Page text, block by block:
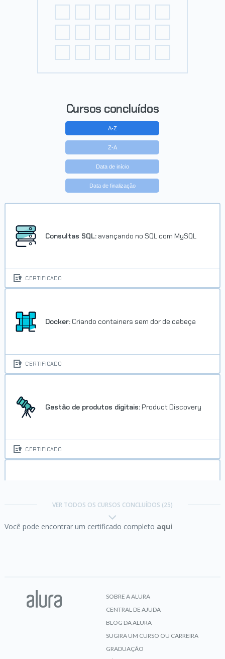
Cursos concluídos
A-Z
Z-A
Data de início
Data de finalização
Consultas SQL: avançando no SQL com MySQL
CERTIFICADO
Docker: Criando containers sem dor de cabeça
CERTIFICADO
Gestão de produtos digitais: Product Discovery
CERTIFICADO
VER TODOS OS CURSOS CONCLUÍDOS (25)
Você pode encontrar um certificado completo aqui
SOBRE A ALURA
CENTRAL DE AJUDA
BLOG DA ALURA
SUGIRA UM CURSO OU CARREIRA
GRADUAÇÃO